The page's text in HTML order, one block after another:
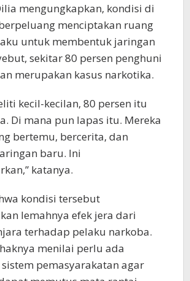
mengungkapkan, kondisi di
menciptakan ruang
untuk membentuk jaringan
sekitar 80 persen penghuni
merupakan kasus narkotika.
kecil-kecilan, 80 persen itu
Di mana pun lapas itu. Mereka
bertemu, bercerita, dan
baru. Ini
katanya.
kondisi tersebut
lemahnya efek jera dari
terhadap pelaku narkoba.
menilai perlu ada
pemasyarakatan agar